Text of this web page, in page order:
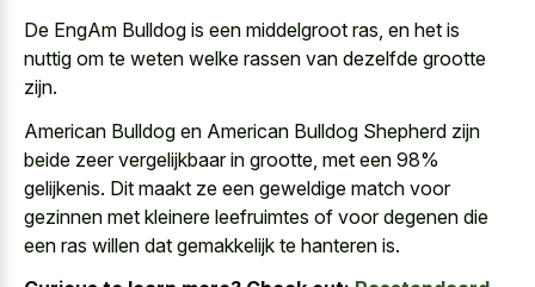
De EngAm Bulldog is een middelgroot ras, en het is
nuttig om te weten welke rassen van dezelfde grootte
zijn.
American Bulldog en American Bulldog Shepherd zijn
beide zeer vergelijkbaar in grootte, met een 98%
gelijkenis. Dit maakt ze een geweldige match voor
gezinnen met kleinere leefruimtes of voor degenen die
een ras willen dat gemakkelijk te hanteren is.